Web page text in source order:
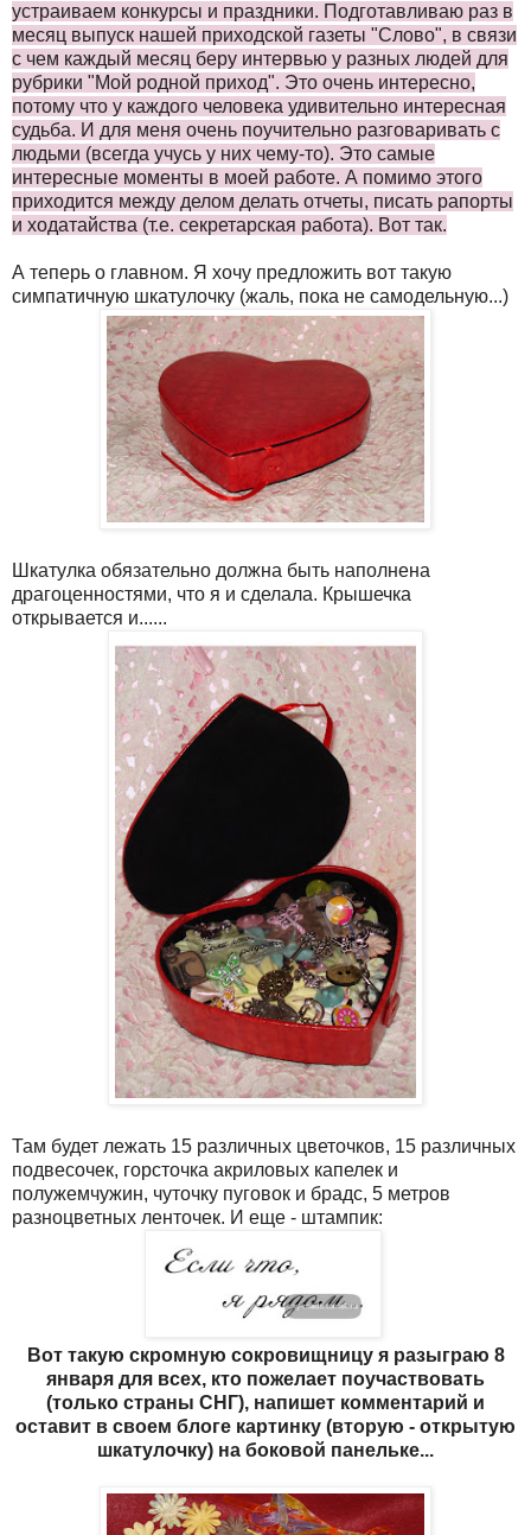
устраиваем конкурсы и праздники. Подготавливаю раз в
месяц выпуск нашей приходской газеты "Слово", в связи
с чем каждый месяц беру интервью у разных людей для
рубрики "Мой родной приход". Это очень интересно,
потому что у каждого человека удивительно интересная
судьба. И для меня очень поучительно разговаривать с
людьми (всегда учусь у них чему-то). Это самые
интересные моменты в моей работе. А помимо этого
приходится между делом делать отчеты, писать рапорты
и ходатайства (т.е. секретарская работа). Вот так.
А теперь о главном. Я хочу предложить вот такую
симпатичную шкатулочку (жаль, пока не самодельную...)
Шкатулка обязательно должна быть наполнена
драгоценностями, что я и сделала. Крышечка
открывается и......
Там будет лежать 15 различных цветочков, 15 различных
подвесочек, горсточка акриловых капелек и
полужемчужин, чуточку пуговок и брадс, 5 метров
разноцветных ленточек. И еще - штампик:
Вот такую скромную сокровищницу я разыграю 8
января для всех, кто пожелает поучаствовать
(только страны СНГ), напишет комментарий и
оставит в своем блоге картинку (вторую - открытую
шкатулочку) на боковой панельке...